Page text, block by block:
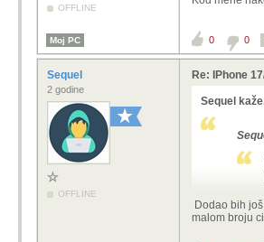
OFFLINE
Moj PC 0 0
Sequel
2 godine
OFFLINE
Re: IPhone
Sequel
Dodao bih
malom broju